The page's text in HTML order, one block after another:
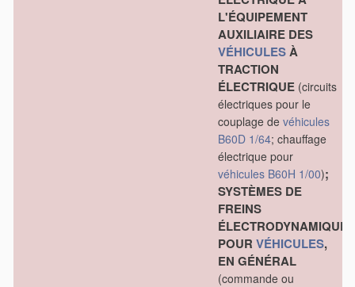
L'ÉQUIPEMENT
AUXILIAIRE DES
VÉHICULESÀ
TRACTION
ÉLECTRIQUE (circuits
électriques pour le
couplage de véhicules
B60D 1/64; chauffage
électrique pour
véhicules B60H 1/00);
SYSTÈMES DE
FREINS
ÉLECTRODYNAMIQUES
POUR VÉHICULES,
EN GÉNÉRAL
(commande ou